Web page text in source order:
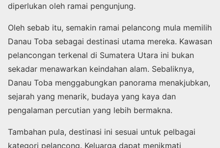
diperlukan oleh ramai pengunjung.
Oleh sebab itu, semakin ramai pelancong mula memilih
Danau Toba sebagai destinasi utama mereka. Kawasan
pelancongan terkenal di Sumatera Utara ini bukan
sekadar menawarkan keindahan alam. Sebaliknya,
Danau Toba menggabungkan panorama menakjubkan,
sejarah yang menarik, budaya yang kaya dan
pengalaman percutian yang lebih bermakna.
Tambahan pula, destinasi ini sesuai untuk pelbagai
kategori pelancong. Keluarga dapat menikmati